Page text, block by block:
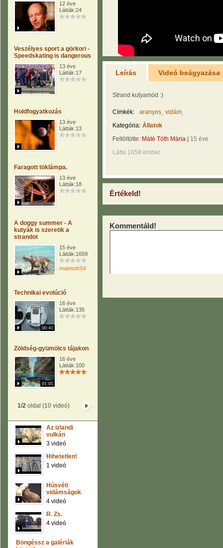
12 éve
Látták:24
Veszélyes sport a görkori -
Speedskating is dangerous
13 éve
Látták:17
Holdfogyatkozás
13 éve
Látták:13
Faragott töklámpa.
13 éve
Látták:18
A doggy summer - A
kutyák is szeretik a
strandot
15 éve
Látták:1659
matetoth54
Technikai evolúció
00:41
16 éve
Látták:135
Zöldség-gyümölcs tájakon
01:05
16 éve
Látták:100
1/2oldal (10 videó)
Az izlandi
vulkán
3 videó
Hihetetlen!
1 videó
Húsvéti
vidámságok
4 videó
R. Zs.
4 videó
Böngéssz a galériák
Leírás Videó beágyazása
Strand kutyamód :)
Címkék: aranyos vidám
Kategória: Állatok
Feltöltötte: Máté Tóth Mária
15 éve
Látta 1658 ember.
Értékeld!
Kommentáld!